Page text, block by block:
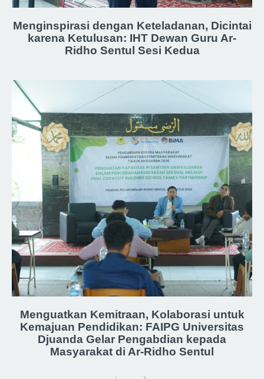
Menginspirasi dengan Keteladanan, Dicintai
karena Ketulusan: IHT Dewan Guru Ar-
Ridho Sentul Sesi Kedua
Menguatkan Kemitraan, Kolaborasi untuk
Kemajuan Pendidikan: FAIPG Universitas
Djuanda Gelar Pengabdian kepada
Masyarakat di Ar-Ridho Sentul